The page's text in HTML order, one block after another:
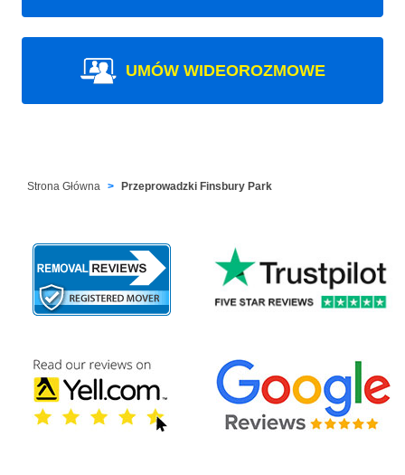
UMÓW WIDEOROZMOWE
Strona Główna Przeprowadzki Finsbury Park